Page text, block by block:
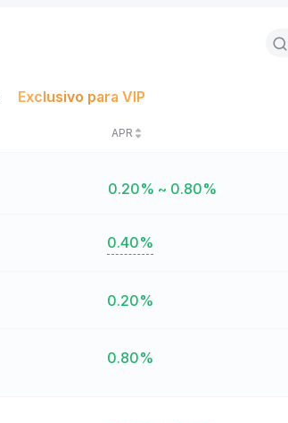
Exclusivo para VIP
APR
0.20% ~ 0.80%
0.40%
0.20%
0.80%